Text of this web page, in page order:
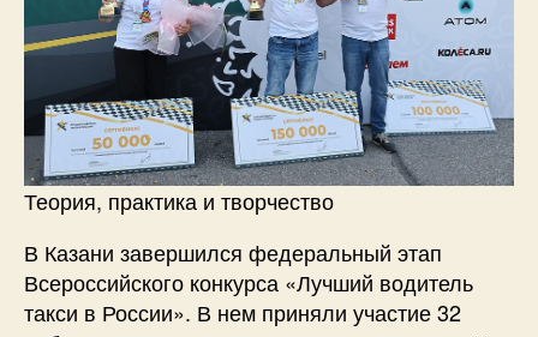
Теория, практика и творчество
В Казани завершился федеральный этап
Всероссийского конкурса «Лучший водитель
такси в России». В нем приняли участие 32